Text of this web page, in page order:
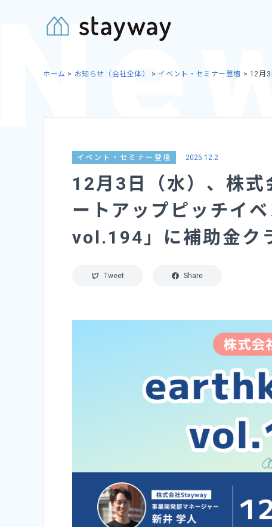
ホーム > お知らせ（会社全体） > イベント・セミナー登壇 > 12月
イベント・セミナー登壇 2025.12.2
12月3日（水）、株式
ートアップピッチイ
vol.194」に補助金ク
Tweet Share